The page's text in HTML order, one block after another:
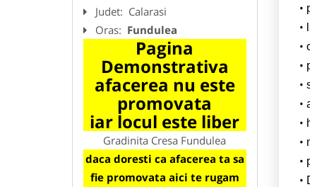
Judet: Calarasi
Oras: Fundulea
Pagina
Demonstrativa
afacerea nu este
promovata
iar locul este liber
Gradinita Cresa Fundulea
daca doresti ca afacerea ta sa
fie promovata aici te rugam